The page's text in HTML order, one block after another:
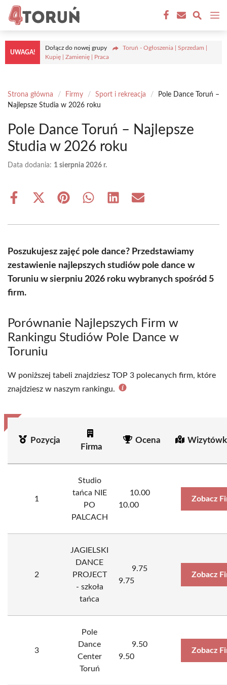
Przejdź
treści
UWAGA!
Dołącz do nowej grupy
Toruń - Ogłoszenia | Sprzedam |
Kupię | Zamienię | Praca
Strona główna / Firmy / Sport i rekreacja /
Pole Dance Toruń –
Najlepsze Studia w 2026 roku
Pole Dance Toruń – Najlepsze
Studia w 2026 roku
Data dodania: 1 sierpnia 2026 r.
Share
Share
(Twitter)
Share Share Share Share
Poszukujesz zajęć pole dance? Przedstawiamy
zestawienie najlepszych studiów pole dance w
Toruniu w sierpniu 2026 roku wybranych spośród 5
firm.
Porównanie Najlepszych Firm w
Rankingu Studiów Pole Dance w
Toruniu
W poniższej tabeli znajdziesz TOP 3 polecanych firm, które
znajdziesz w naszym rankingu.
Pozycja
Firma
Ocena
1
Studio
tańca NIE
PO
PALCACH
10.00
10.00
Zobacz
2
JAGIELSKI
DANCE
PROJECT
- szkoła
tańca
9.75
9.75
Zobacz
3
Pole
Dance
Center
Toruń
9.50
9.50
Zobacz